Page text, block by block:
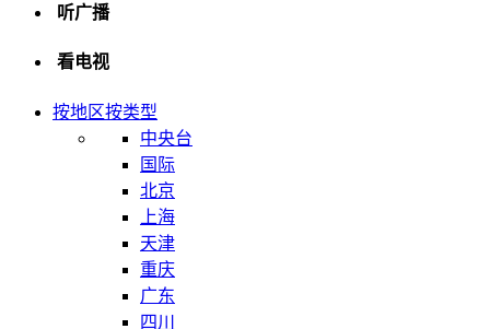
听广播
看电视
按地区按类型
中央台
国际
北京
上海
天津
重庆
广东
四川